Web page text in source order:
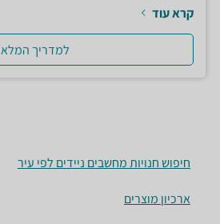
קרא עוד
למדריך המלא
חיפוש חנויות מחשבים ניידים לפי עיר
ארכיון מוצרים